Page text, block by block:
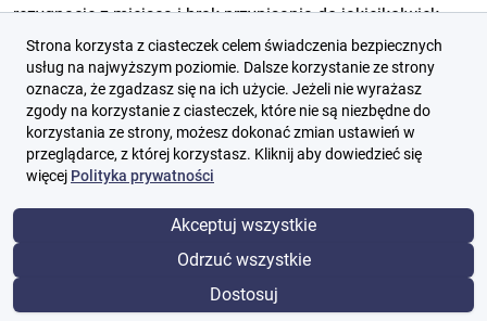
Strona korzysta z ciasteczek celem świadczenia bezpiecznych
usług na najwyższym poziomie. Dalsze korzystanie ze strony
oznacza, że zgadzasz się na ich użycie. Jeżeli nie wyrażasz
zgody na korzystanie z ciasteczek, które nie są niezbędne do
korzystania ze strony, możesz dokonać zmian ustawień w
przeglądarce, z której korzystasz. Kliknij aby dowiedzieć się
więcej Polityka prywatności
Akceptuj wszystkie
Odrzuć wszystkie
Dostosuj
rezygnację z miejsca i brak przypisania do jakiejkolwiek
szkoły.
W dniu06-08-2026 godz. 15:00następuje ogłoszenie list
przyjętych i nieprzyjętych do szkół w rekrutacji
uzupełniającej.
zobacz film